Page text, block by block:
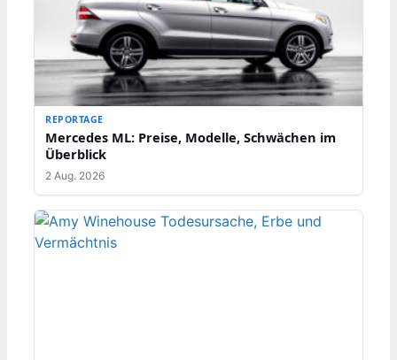
REPORTAGE
Mercedes ML: Preise, Modelle, Schwächen im
Überblick
2 Aug. 2026